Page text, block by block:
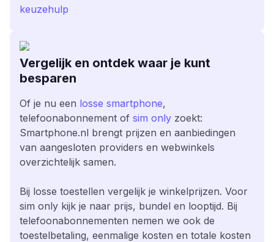
keuzehulp
Vergelijk en ontdek waar je kunt
besparen
Of je nu een losse smartphone,
telefoonabonnement of sim only zoekt:
Smartphone.nl brengt prijzen en aanbiedingen
van aangesloten providers en webwinkels
overzichtelijk samen.
Bij losse toestellen vergelijk je winkelprijzen. Voor
sim only kijk je naar prijs, bundel en looptijd. Bij
telefoonabonnementen nemen we ook de
toestelbetaling, eenmalige kosten en totale kosten